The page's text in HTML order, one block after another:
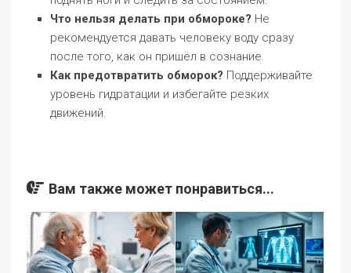
Что нельзя делать при обмороке? Не
рекомендуется давать человеку воду сразу
после того, как он пришёл в сознание.
Как предотвратить обморок? Поддерживайте
уровень гидратации и избегайте резких
движений.
Вам также может понравиться...